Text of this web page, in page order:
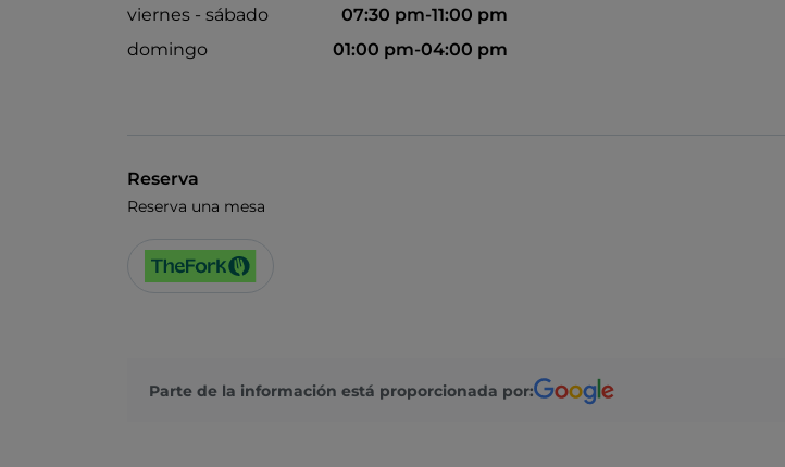
viernes - sábado
07:30 pm-11:00 pm
domingo
01:00 pm-04:00 pm
Reserva
Reserva una mesa
Parte de la información está proporcionada por: